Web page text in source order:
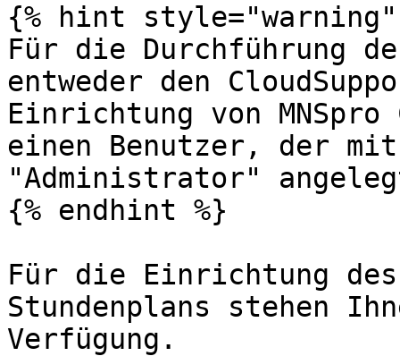
{% hint style="warning"
Für die Durchführung
entweder den
Einrichtung von
einen Benutzer, der mit
"Administrator"
{% endhint %}
Für die Einrichtung
Stundenplans stehen
Verfügung.